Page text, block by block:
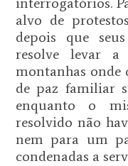
alvo de
depois que
resolve levar
montanhas onde
de paz familiar
enquanto o
resolvido não
nem para um
condenadas a